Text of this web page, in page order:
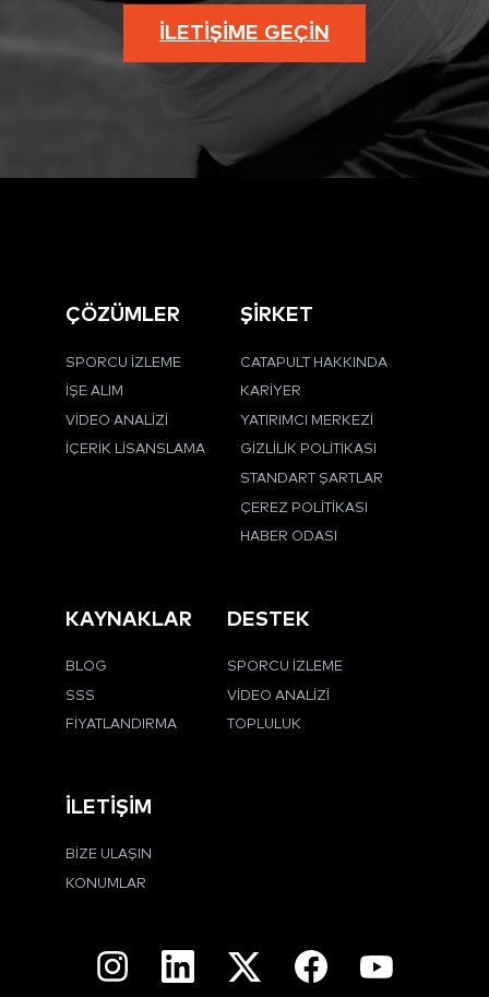
İLETIŞIME GEÇIN
ÇÖZÜMLER
SPORCU İZLEME
İŞE ALIM
VIDEO ANALIZI
İÇERIK LISANSLAMA
ŞİRKET
CATAPULT HAKKINDA
KARIYER
YATIRIMCI MERKEZI
GIZLILIK POLITIKASI
STANDART ŞARTLAR
ÇEREZ POLITIKASI
HABER ODASI
KAYNAKLAR
BLOG
SSS
FIYATLANDIRMA
DESTEK
SPORCU İZLEME
VIDEO ANALIZI
TOPLULUK
İLETIŞIM
BIZE ULAŞIN
KONUMLAR